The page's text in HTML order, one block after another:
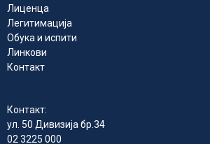
Лиценца
Легитимација
Обука и испити
Линкови
Контакт
Контакт:
ул. 50 Дивизија бр.34
02 3225 000